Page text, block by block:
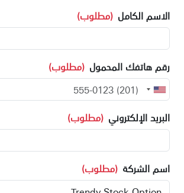
الاسم الكامل (مطلوب)
رقم هاتفك المحمول (مطلوب)
البريد الإلكتروني (مطلوب)
اسم الشركة (مطلوب)